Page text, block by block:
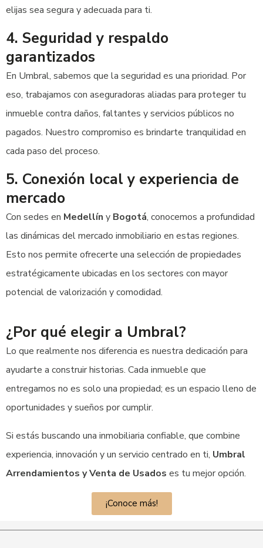
elijas sea segura y adecuada para ti.
4. Seguridad y respaldo
garantizados
En Umbral, sabemos que la seguridad es una prioridad. Por
eso, trabajamos con aseguradoras aliadas para proteger tu
inmueble contra daños, faltantes y servicios públicos no
pagados. Nuestro compromiso es brindarte tranquilidad en
cada paso del proceso.
5. Conexión local y experiencia de
mercado
Con sedes en Medellín y Bogotá, conocemos a profundidad
las dinámicas del mercado inmobiliario en estas regiones.
Esto nos permite ofrecerte una selección de propiedades
estratégicamente ubicadas en los sectores con mayor
potencial de valorización y comodidad.
¿Por qué elegir a Umbral?
Lo que realmente nos diferencia es nuestra dedicación para
ayudarte a construir historias. Cada inmueble que
entregamos no es solo una propiedad; es un espacio lleno de
oportunidades y sueños por cumplir.
Si estás buscando una inmobiliaria confiable, que combine
experiencia, innovación y un servicio centrado en ti, Umbral
Arrendamientos y Venta de Usados es tu mejor opción.
¡Conoce más!